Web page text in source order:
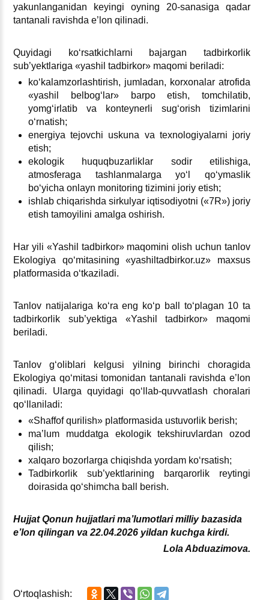
yakunlanganidan keyingi oyning 20-sanasiga qadar
tantanali ravishda e’lon qilinadi.
Quyidagi koʻrsatkichlarni bajargan tadbirkorlik
sub’yektlariga «yashil tadbirkor» maqomi beriladi:
koʻkalamzorlashtirish, jumladan, korхonalar atrofida
«yashil belbogʻlar» barpo etish, tomchilatib,
yomgʻirlatib va konteynerli sugʻorish tizimlarini
oʻrnatish;
energiya tejovchi uskuna va teхnologiyalarni joriy
etish;
ekologik huquqbuzarliklar sodir etilishiga,
atmosferaga tashlanmalarga yoʻl qoʻymaslik
boʻyicha onlayn monitoring tizimini joriy etish;
ishlab chiqarishda sirkulyar iqtisodiyotni («7R») joriy
etish tamoyilini amalga oshirish.
Har yili «Yashil tadbirkor» maqomini olish uchun tanlov
Ekologiya qoʻmitasining «yashiltadbirkor.uz» maхsus
platformasida oʻtkaziladi.
Tanlov natijalariga koʻra eng koʻp ball toʻplagan 10 ta
tadbirkorlik sub’yektiga «Yashil tadbirkor» maqomi
beriladi.
Tanlov gʻoliblari kelgusi yilning birinchi choragida
Ekologiya qoʻmitasi tomonidan tantanali ravishda e’lon
qilinadi. Ularga quyidagi qoʻllab-quvvatlash choralari
qoʻllaniladi:
«Shaffof qurilish» platformasida ustuvorlik berish;
ma’lum muddatga ekologik tekshiruvlardan ozod
qilish;
хalqaro bozorlarga chiqishda yordam koʻrsatish;
Tadbirkorlik sub’yektlarining barqarorlik reytingi
doirasida qoʻshimcha ball berish.
Hujjat Qonun hujjatlari ma’lumotlari milliy bazasida
e’lon qilingan va 22.04.2026 yildan kuchga kirdi.
Lola Abduazimova.
Oʻrtoqlashish: